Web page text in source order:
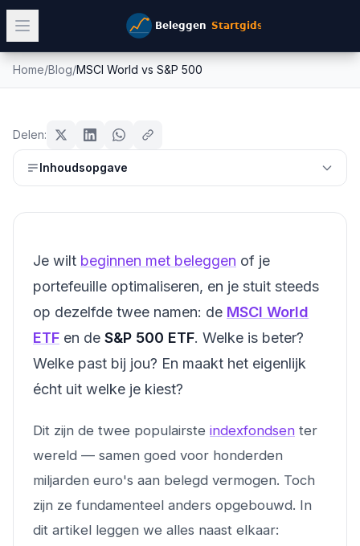
Home/Blog/MSCI World vs S&P 500
Mike Schonewille
18 februari 202622min leestijdBijgewerkt:26 juni 2026
Delen:
Inhoudsopgave
Je wilt beginnen met beleggen of je
portefeuille optimaliseren, en je stuit steeds
op dezelfde twee namen: de MSCI World
ETF en de S&P 500 ETF. Welke is beter?
Welke past bij jou? En maakt het eigenlijk
écht uit welke je kiest?
Dit zijn de twee populairste indexfondsen ter
wereld — samen goed voor honderden
miljarden euro's aan belegd vermogen. Toch
zijn ze fundamenteel anders opgebouwd. In
dit artikel leggen we alles naast elkaar: